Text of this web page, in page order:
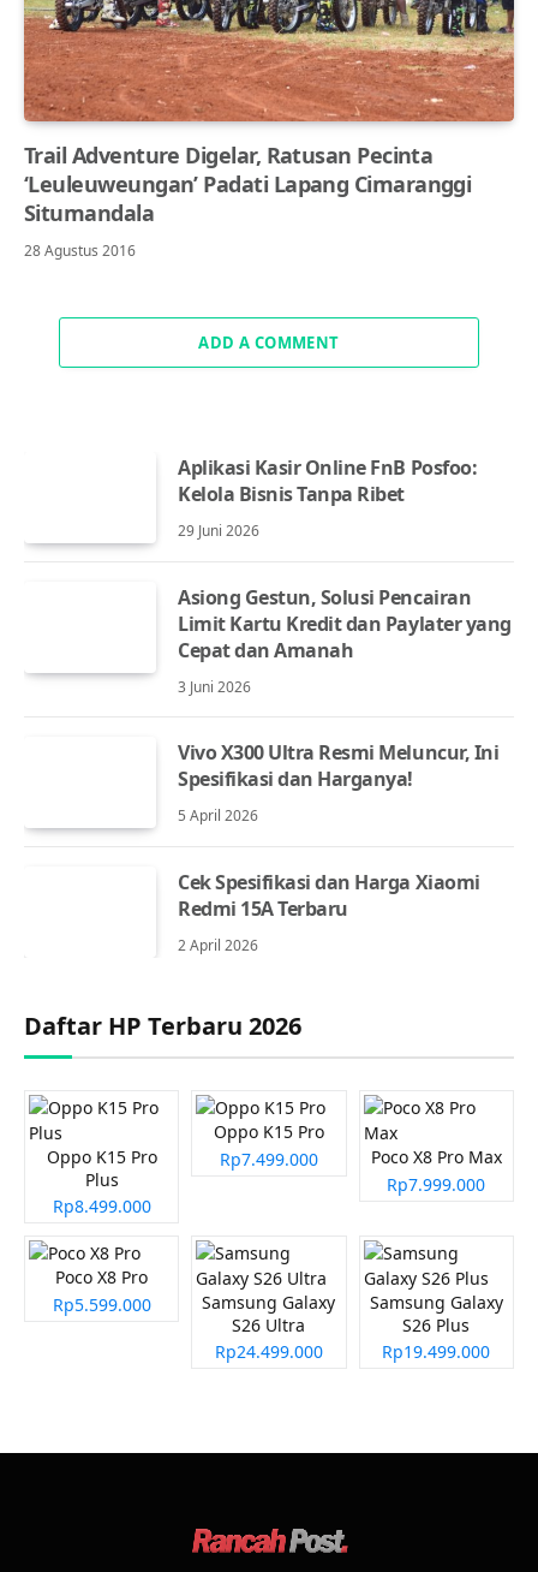
Trail Adventure Digelar, Ratusan Pecinta
‘Leuleuweungan’ Padati Lapang Cimaranggi
Situmandala
28 Agustus 2016
ADD A COMMENT
Aplikasi Kasir Online FnB Posfoo:
Kelola Bisnis Tanpa Ribet
29 Juni 2026
Asiong Gestun, Solusi Pencairan
Limit Kartu Kredit dan Paylater yang
Cepat dan Amanah
3 Juni 2026
Vivo X300 Ultra Resmi Meluncur, Ini
Spesifikasi dan Harganya!
5 April 2026
Cek Spesifikasi dan Harga Xiaomi
Redmi 15A Terbaru
2 April 2026
Daftar HP Terbaru 2026
Oppo K15 Pro
Plus
Rp8.499.000
Oppo K15 Pro
Rp7.499.000
Poco X8 Pro Max
Rp7.999.000
Poco X8 Pro
Rp5.599.000
Samsung Galaxy
S26 Ultra
Rp24.499.000
Samsung Galaxy
S26 Plus
Rp19.499.000